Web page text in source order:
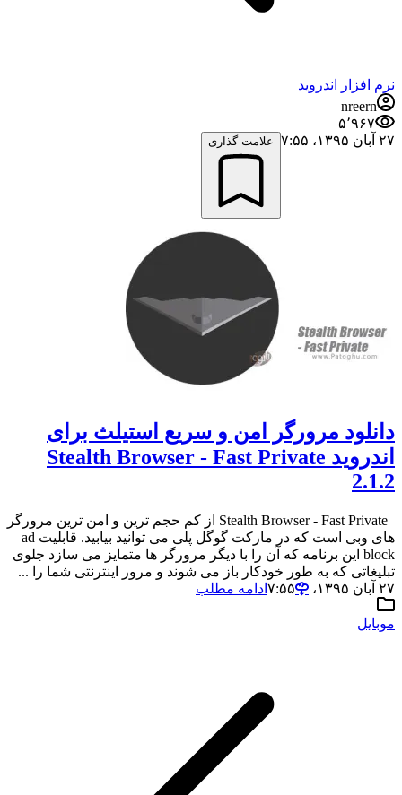
نرم افزار اندروید
nreern
۵٬۹۶۷
۲۷ آبان ۱۳۹۵،‏ ۷:۵۵
علامت گذاری
دانلود مرورگر امن و سریع استیلث برای
اندروید Stealth Browser - Fast Private
2.1.2
Stealth Browser - Fast Private از کم حجم ترین و امن ترین مرورگر
های وبی است که در مارکت گوگل پلی می توانید بیابید. قابلیت ad
block این برنامه که آن را با دیگر مرورگر ها متمایز می سازد جلوی
تبلیغاتی که به طور خودکار باز می شوند و مرور اینترنتی شما را ...
۲۷ آبان ۱۳۹۵،‏ ۷:۵۵
ادامه مطلب
موبایل